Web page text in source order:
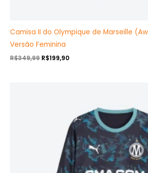
Camisa II do Olympique de Marseille
Versão Feminina
R$349,99 R$199,90
R$239,90.